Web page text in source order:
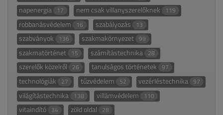
napenergia 17 nem csak villanyszerelőknek 119
robbanásvédelem 16 szabályozás 13
szabványok 136 szakmakörnyezet 99
szakmatörténet 15 számítástechnika 28
szerelők közelről 26 tanulságos történetek 97
technológiák 27 tűzvédelem 52 vezérléstechnika 97
világítástechnika 138 villámvédelem 110
vitaindító 34 zöld oldal 28